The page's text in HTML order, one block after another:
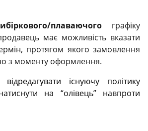
плаваючого графіку
має можливість вказати
протягом якого замовлення
з моменту оформлення.
існуючу політику
на “олівець” навпроти